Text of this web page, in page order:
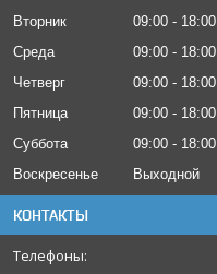
Вторник
09:00
18:00
Среда
09:00
18:00
Четверг
09:00
18:00
Пятница
09:00
18:00
Суббота
09:00
18:00
Воскресенье
Выходной
КОНТАКТЫ